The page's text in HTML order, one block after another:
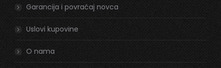
Garancija i povraćaj novca
Uslovi kupovine
O nama